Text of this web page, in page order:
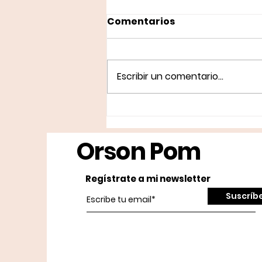
chiringuito más guau de
Dani García
Comentarios
Escribir un comentario...
Orson Pom
Regístrate a mi newsletter